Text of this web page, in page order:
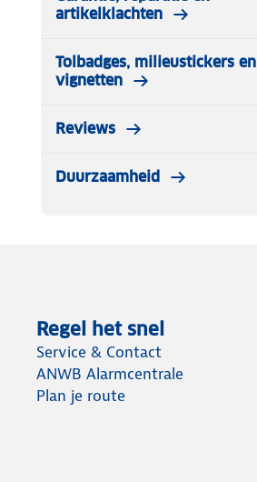
artikelklachten
Tolbadges, milieustickers en
vignetten
Reviews
Duurzaamheid
Regel het snel
Service & Contact
ANWB Alarmcentrale
Plan je route